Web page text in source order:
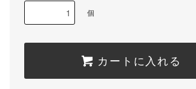
個
カートに入れる